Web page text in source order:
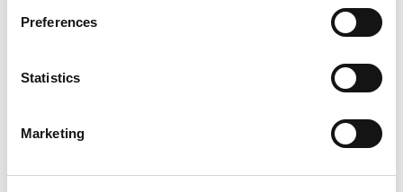
Preferences
Statistics
Marketing